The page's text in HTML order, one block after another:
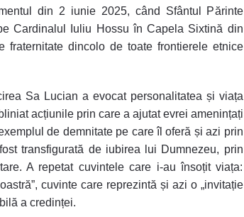
din 2 iunie 2025, când Sfântul Părinte
Cardinalul Iuliu Hossu în Capela Sixtină din
fraternitate dincolo de toate frontierele etnice
Sa Lucian a evocat personalitatea și viața
acțiunile prin care a ajutat evrei amenințați
de demnitate pe care îl oferă și azi prin
transfigurată de iubirea lui Dumnezeu, prin
A repetat cuvintele care i-au însoțit viața:
cuvinte care reprezintă și azi o „invitație
a credinței.